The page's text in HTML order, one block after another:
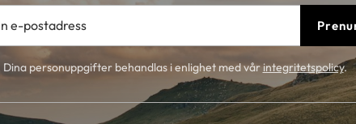
Dina personuppgifter behandlas i enlighet med vårintegritetspolicy.